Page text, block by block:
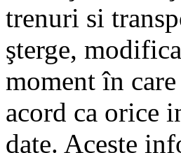
trenuri si
şterge,
moment în
acord ca orice
date. Aceste